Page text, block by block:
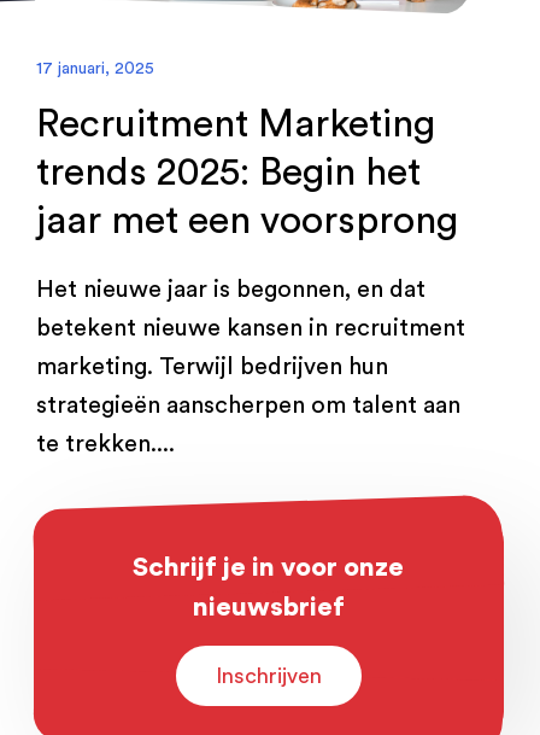
17 januari, 2025
Recruitment Marketing
trends 2025: Begin het
jaar met een voorsprong
Het nieuwe jaar is begonnen, en dat
betekent nieuwe kansen in recruitment
marketing. Terwijl bedrijven hun
strategieën aanscherpen om talent aan
te trekken....
Schrijf je in voor onze
nieuwsbrief
Inschrijven